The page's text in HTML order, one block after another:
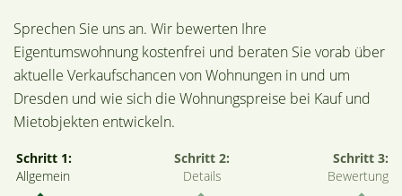
Sprechen Sie uns an. Wir bewerten Ihre
Eigentumswohnung kostenfrei und beraten Sie vorab über
aktuelle Verkaufschancen von Wohnungen in und um
Dresden und wie sich die Wohnungspreise bei Kauf und
Mietobjekten entwickeln.
Schritt 1:
Allgemein
Schritt 2:
Details
Schritt 3:
Bewertung